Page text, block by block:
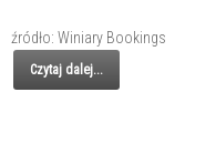
źródło: Winiary Bookings
Czytaj dalej...